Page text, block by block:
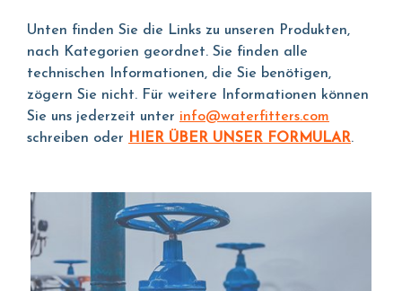
Unten finden Sie die Links zu unseren Produkten,
nach Kategorien geordnet. Sie finden alle
technischen Informationen, die Sie benötigen,
zögern Sie nicht. Für weitere Informationen können
Sie uns jederzeit unter info@waterfitters.com
schreiben oder
HIER ÜBER UNSER FORMULAR.